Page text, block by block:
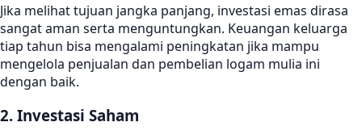
Jika melihat tujuan jangka panjang, investasi emas dirasa
sangat aman serta menguntungkan. Keuangan keluarga
tiap tahun bisa mengalami peningkatan jika mampu
mengelola penjualan dan pembelian logam mulia ini
dengan baik.
2. Investasi Saham